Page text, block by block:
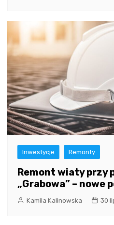
Inwestycje Remonty
Remont wiaty przy
„Grabowa” – nowe
Kamila Kalinowska 30